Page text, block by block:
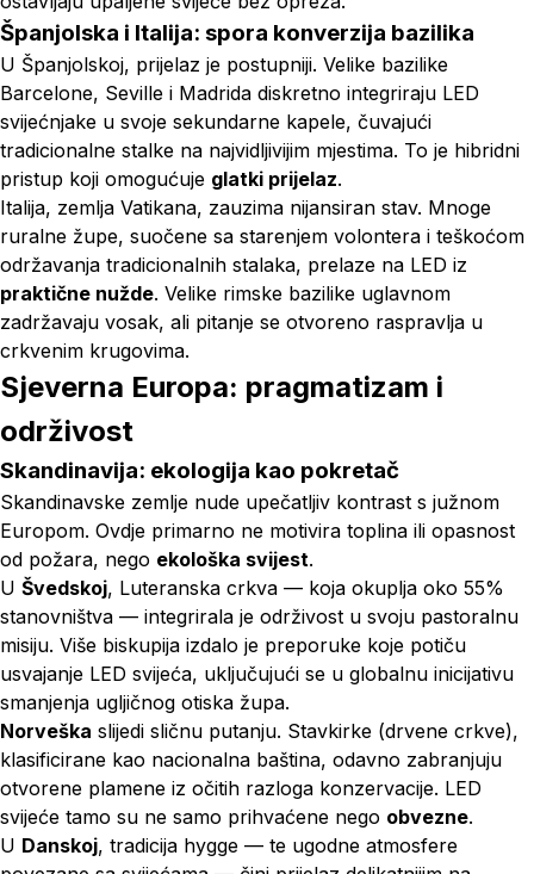
Španjolska i Italija: spora konverzija bazilika
U Španjolskoj, prijelaz je postupniji. Velike bazilike
Barcelone, Seville i Madrida diskretno integriraju LED
svijećnjake u svoje sekundarne kapele, čuvajući
tradicionalne stalke na najvidljivijim mjestima. To je hibridni
pristup koji omogućuje glatki prijelaz.
Italija, zemlja Vatikana, zauzima nijansiran stav. Mnoge
ruralne župe, suočene sa starenjem volontera i teškoćom
održavanja tradicionalnih stalaka, prelaze na LED iz
praktične nužde. Velike rimske bazilike uglavnom
zadržavaju vosak, ali pitanje se otvoreno raspravlja u
crkvenim krugovima.
Sjeverna Europa: pragmatizam i
održivost
Skandinavija: ekologija kao pokretač
Skandinavske zemlje nude upečatljiv kontrast s južnom
Europom. Ovdje primarno ne motivira toplina ili opasnost
od požara, nego ekološka svijest.
U Švedskoj, Luteranska crkva — koja okuplja oko 55%
stanovništva — integrirala je održivost u svoju pastoralnu
misiju. Više biskupija izdalo je preporuke koje potiču
usvajanje LED svijeća, uključujući se u globalnu inicijativu
smanjenja ugljičnog otiska župa.
Norveška slijedi sličnu putanju. Stavkirke (drvene crkve),
klasificirane kao nacionalna baština, odavno zabranjuju
otvorene plamene iz očitih razloga konzervacije. LED
svijeće tamo su ne samo prihvaćene nego obvezne.
U Danskoj, tradicija hygge — te ugodne atmosfere